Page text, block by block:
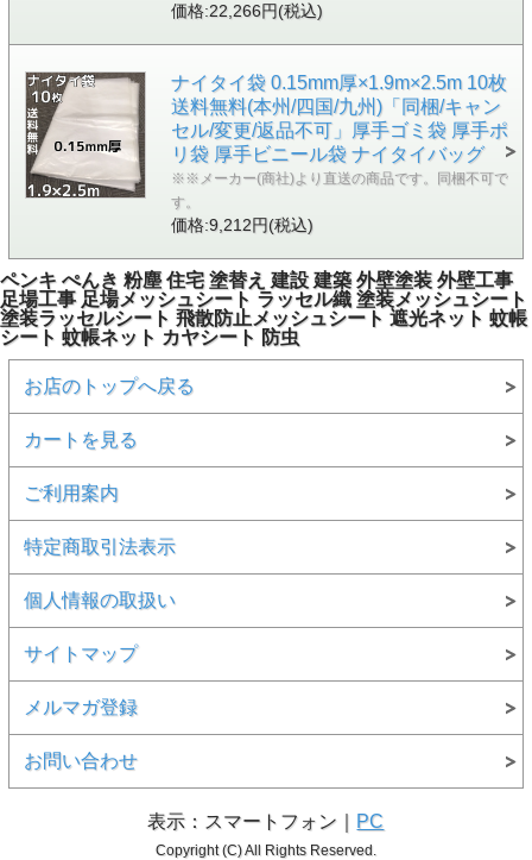
価格:22,266円(税込)
ナイタイ袋 0.15mm厚×1.9m×2.5m 10枚
送料無料(本州/四国/九州)「同梱/キャン
セル/変更/返品不可」厚手ゴミ袋 厚手ポ
リ袋 厚手ビニール袋 ナイタイバッグ
※※メーカー(商社)より直送の商品です。同梱不可で
す。
価格:9,212円(税込)
ペンキ ぺんき 粉塵 住宅 塗替え 建設 建築 外壁塗装 外壁工事
足場工事 足場メッシュシート ラッセル織 塗装メッシュシート
塗装ラッセルシート 飛散防止メッシュシート 遮光ネット 蚊帳
シート 蚊帳ネット カヤシート 防虫
お店のトップへ戻る
カートを見る
ご利用案内
特定商取引法表示
個人情報の取扱い
サイトマップ
メルマガ登録
お問い合わせ
表示：スマートフォン｜ PC
Copyright (C) All Rights Reserved.